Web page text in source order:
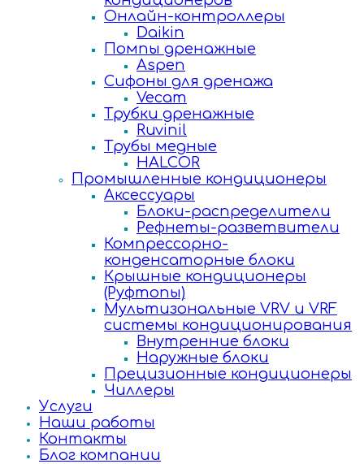
Онлайн-контроллеры
Daikin
Помпы дренажные
Aspen
Сифоны для дренажа
Vecam
Трубки дренажные
Ruvinil
Трубы медные
HALCOR
Промышленные кондиционеры
Аксессуары
Блоки-распределители
Рефнеты-разветвители
Компрессорно-
конденсаторные блоки
Крышные кондиционеры
(Руфтопы)
Мультизональные VRV и VRF
системы кондиционирования
Внутренние блоки
Наружные блоки
Прецизионные кондиционеры
Чиллеры
Услуги
Наши работы
Контакты
Блог компании